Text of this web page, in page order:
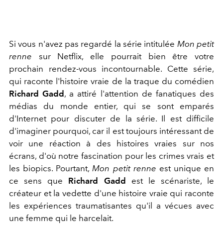
Si vous n'avez pas regardé la série intitulée Mon petit
renne sur Netflix, elle pourrait bien être votre
prochain rendez-vous incontournable. Cette série,
qui raconte l'histoire vraie de la traque du comédien
Richard Gadd , a attiré l'attention de fanatiques des
médias du monde entier, qui se sont emparés
d'Internet pour discuter de la série. Il est difficile
d'imaginer pourquoi, car il est toujours intéressant de
voir une réaction à des histoires vraies sur nos
écrans, d'où notre fascination pour les crimes vrais et
les biopics. Pourtant,Mon petit renne est unique en
ce sens que Richard Gadd
est le scénariste, le
créateur et la vedette d'une histoire vraie qui raconte
les expériences traumatisantes qu'il a vécues avec
une femme qui le harcelait.